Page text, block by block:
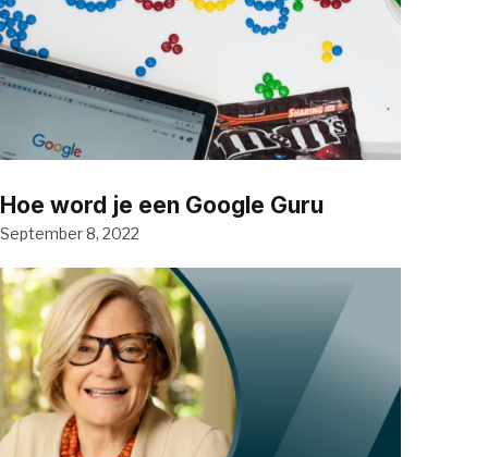
Hoe word je een Google Guru
September 8, 2022